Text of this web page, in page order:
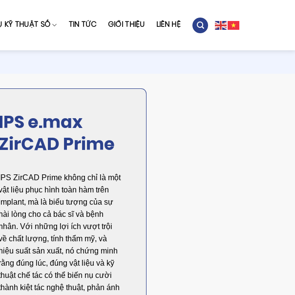
KỸ THUẬT SỐ TIN TỨC GIỚI THIỆU LIÊN HỆ
IPS e.max
Prime
IPS ZirCAD Prime không chỉ là một
liệu phục hình toàn hàm trên
mà là biểu tượng của sự
hài lòng cho cả bác sĩ và bệnh
Với những lợi ích vượt trội
chất lượng, tính thẩm mỹ, và
hiệu suất sản xuất, nó chứng minh
đúng lúc, đúng vật liệu và kỹ
chế tác có thể biến nụ cười
kiệt tác nghệ thuật, phản ánh